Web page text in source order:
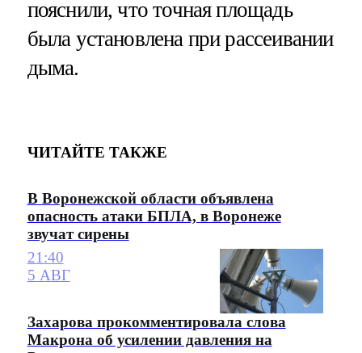
пояснили, что точная площадь
была установлена при рассеивании
дыма.
ЧИТАЙТЕ ТАКЖЕ
В Воронежской области объявлена
опасность атаки БПЛА, в Воронеже
звучат сирены
21:40
5 АВГ
Захарова прокомментировала слова
Макрона об усилении давления на